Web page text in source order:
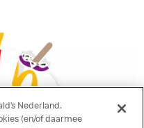
Nederland.
(en/of daarmee